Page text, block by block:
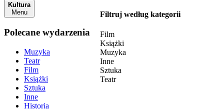
Kultura
Menu
Polecane wydarzenia
Muzyka
Teatr
Film
Książki
Sztuka
Inne
Historia
Filtruj według kategorii
Film
Książki
Muzyka
Inne
Sztuka
Teatr